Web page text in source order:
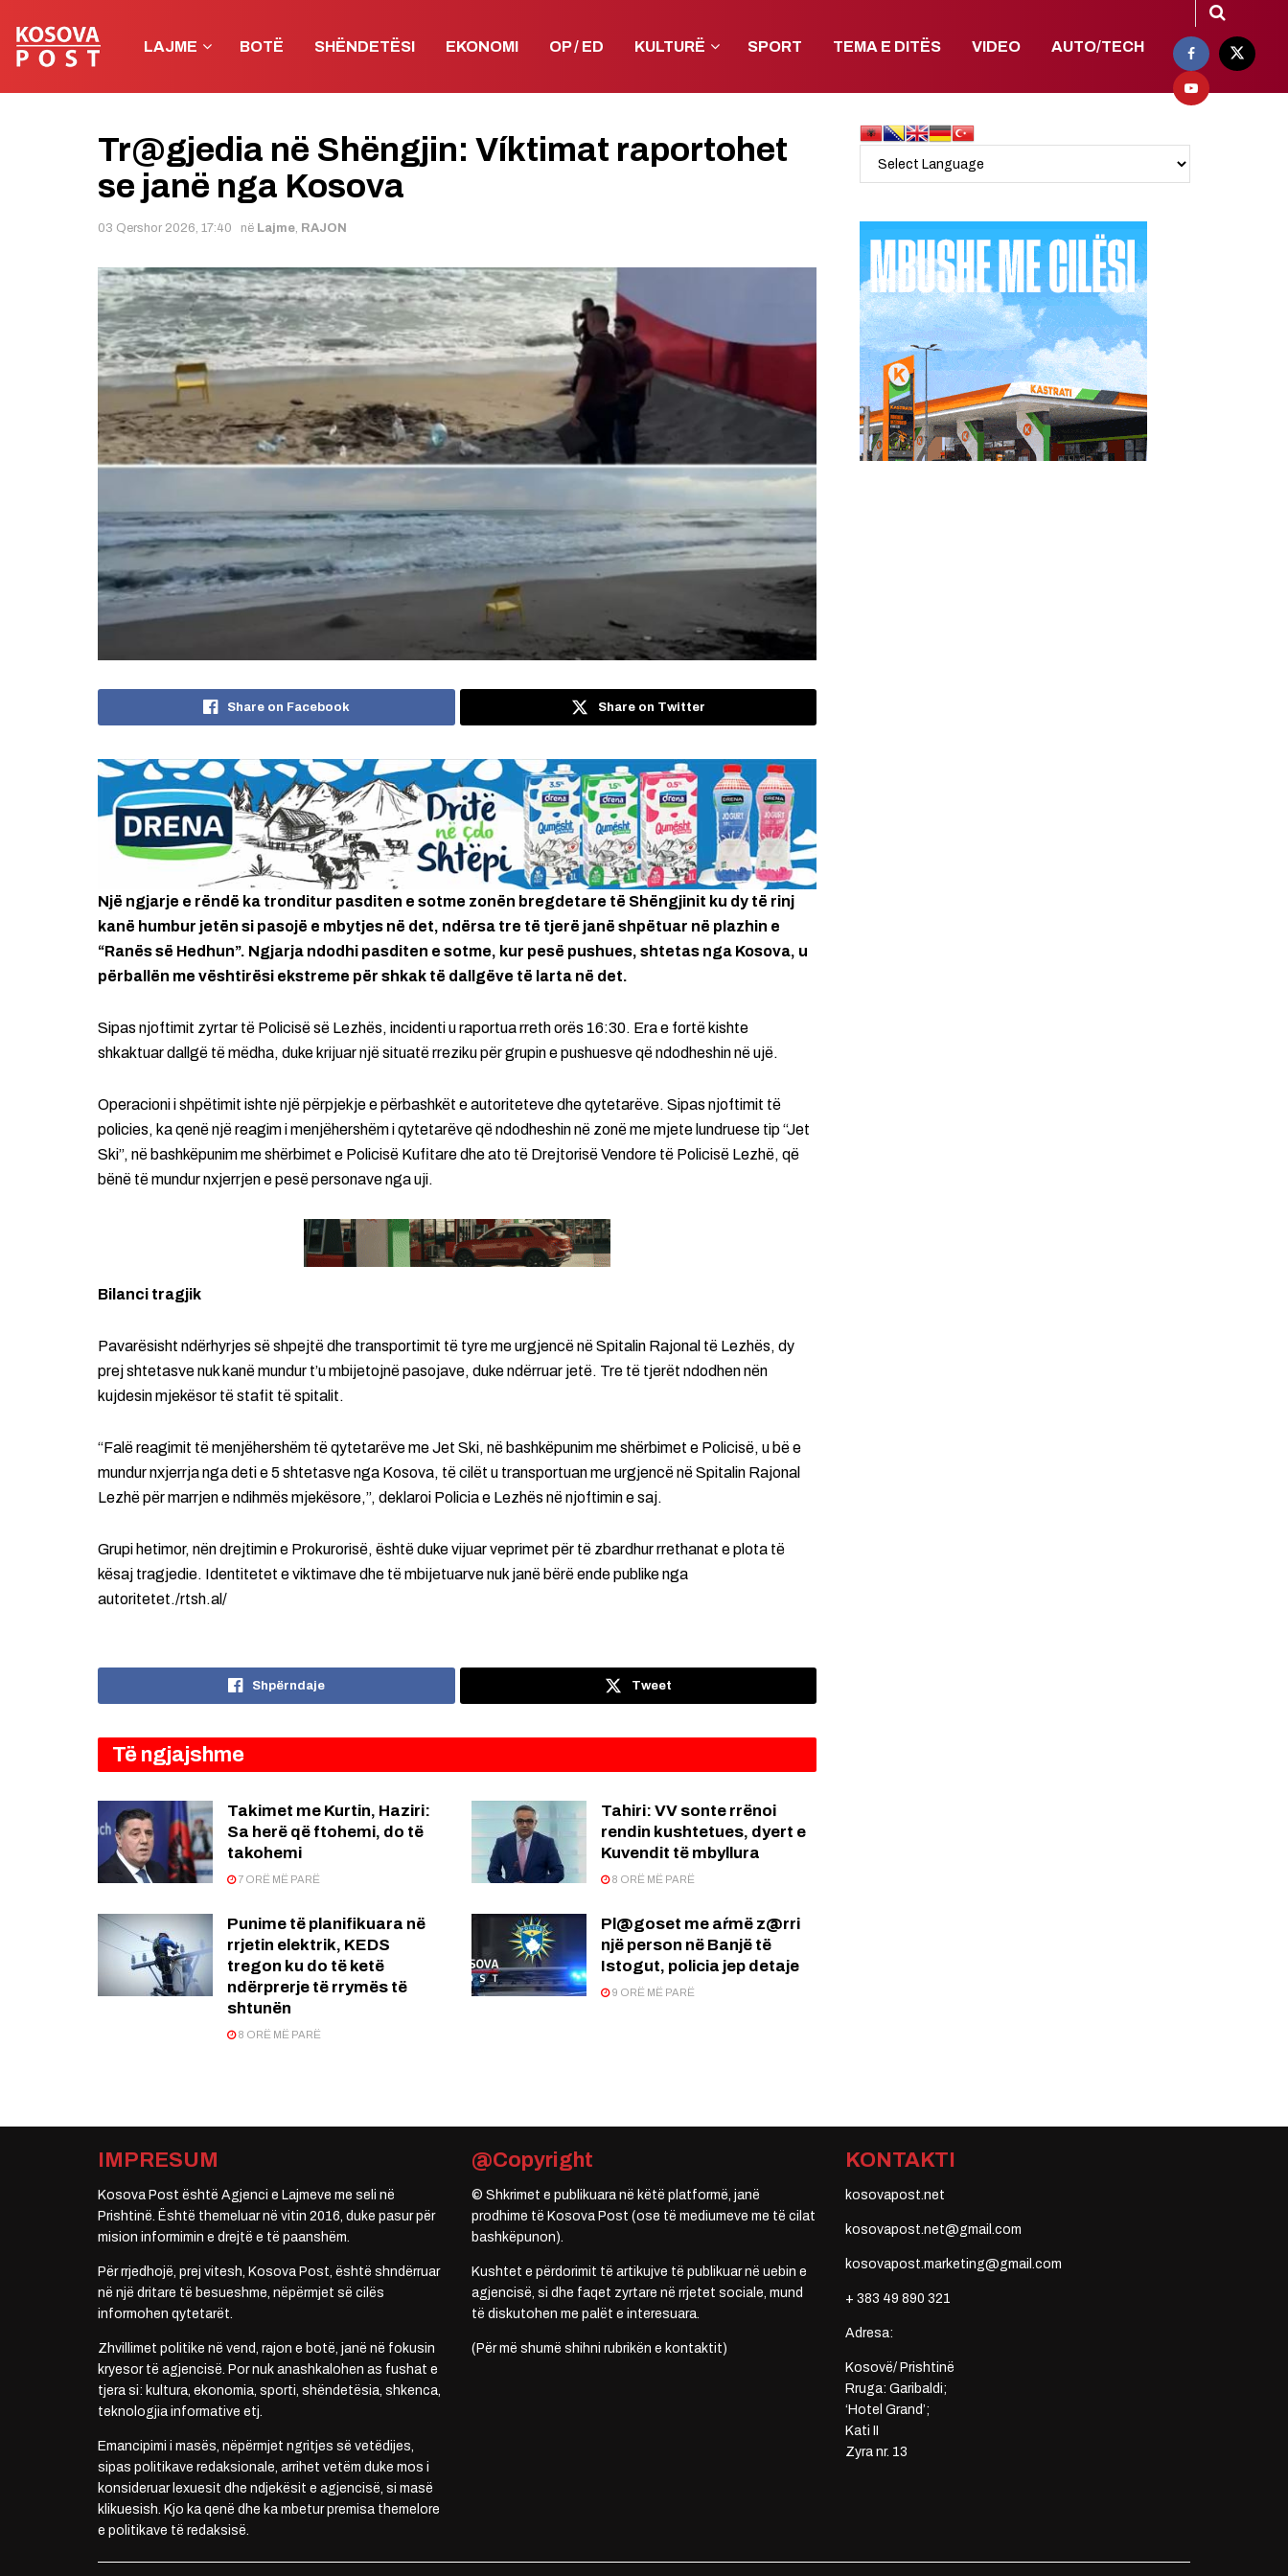
LAJME BOTË SHËNDETËSI EKONOMI OP / ED KULTURË SPORT TEMA E DITËS VIDEO AUTO/TECH
Tr@gjedia në Shëngjin: Víktimat raportohet
se janë nga Kosova
03 Qershor 2026, 17:40 në Lajme, RAJON
Share on Facebook Share on Twitter
Një ngjarje e rëndë ka tronditur pasditen e sotme zonën bregdetare të Shëngjinit ku dy të rinj
kanë humbur jetën si pasojë e mbytjes në det, ndërsa tre të tjerë janë shpëtuar në plazhin e
“Ranës së Hedhun”. Ngjarja ndodhi pasditen e sotme, kur pesë pushues, shtetas nga Kosova, u
përballën me vështirësi ekstreme për shkak të dallgëve të larta në det.
Sipas njoftimit zyrtar të Policisë së Lezhës, incidenti u raportua rreth orës 16:30. Era e fortë kishte
shkaktuar dallgë të mëdha, duke krijuar një situatë rreziku për grupin e pushuesve që ndodheshin në ujë.
Operacioni i shpëtimit ishte një përpjekje e përbashkët e autoriteteve dhe qytetarëve. Sipas njoftimit të
policies, ka qenë një reagim i menjëhershëm i qytetarëve që ndodheshin në zonë me mjete lundruese tip “Jet
Ski”, në bashkëpunim me shërbimet e Policisë Kufitare dhe ato të Drejtorisë Vendore të Policisë Lezhë, që
bënë të mundur nxjerrjen e pesë personave nga uji.
Bilanci tragjik
Pavarësisht ndërhyrjes së shpejtë dhe transportimit të tyre me urgjencë në Spitalin Rajonal të Lezhës, dy
prej shtetasve nuk kanë mundur t’u mbijetojnë pasojave, duke ndërruar jetë. Tre të tjerët ndodhen nën
kujdesin mjekësor të stafit të spitalit.
“Falë reagimit të menjëhershëm të qytetarëve me Jet Ski, në bashkëpunim me shërbimet e Policisë, u bë e
mundur nxjerrja nga deti e 5 shtetasve nga Kosova, të cilët u transportuan me urgjencë në Spitalin Rajonal
Lezhë për marrjen e ndihmës mjekësore,”, deklaroi Policia e Lezhës në njoftimin e saj.
Grupi hetimor, nën drejtimin e Prokurorisë, është duke vijuar veprimet për të zbardhur rrethanat e plota të
kësaj tragjedie. Identitetet e viktimave dhe të mbijetuarve nuk janë bërë ende publike nga
autoritetet./rtsh.al/
Shpërndaje Tweet
Të ngjajshme
Takimet me Kurtin, Haziri:
Sa herë që ftohemi, do të
takohemi
7 ORË MË PARË
Tahiri: VV sonte rrënoi
rendin kushtetues, dyert e
Kuvendit të mbyllura
8 ORË MË PARË
Punime të planifikuara në
rrjetin elektrik, KEDS
tregon ku do të ketë
ndërprerje të rrymës të
shtunën
8 ORË MË PARË
Pl@goset me aŕmë z@rri
një person në Banjë të
Istogut, policia jep detaje
9 ORË MË PARË
IMPRESUM
Kosova Post është Agjenci e Lajmeve me seli në
Prishtinë. Është themeluar në vitin 2016, duke pasur për
mision informimin e drejtë e të paanshëm.
Për rrjedhojë, prej vitesh, Kosova Post, është shndërruar
në një dritare të besueshme, nëpërmjet së cilës
informohen qytetarët.
Zhvillimet politike në vend, rajon e botë, janë në fokusin
kryesor të agjencisë. Por nuk anashkalohen as fushat e
tjera si: kultura, ekonomia, sporti, shëndetësia, shkenca,
teknologjia informative etj.
Emancipimi i masës, nëpërmjet ngritjes së vetëdijes,
sipas politikave redaksionale, arrihet vetëm duke mos i
konsideruar lexuesit dhe ndjekësit e agjencisë, si masë
klikuesish. Kjo ka qenë dhe ka mbetur premisa themelore
e politikave të redaksisë.
@Copyright
© Shkrimet e publikuara në këtë platformë, janë
prodhime të Kosova Post (ose të mediumeve me të cilat
bashkëpunon).
Kushtet e përdorimit të artikujve të publikuar në uebin e
agjencisë, si dhe faqet zyrtare në rrjetet sociale, mund
të diskutohen me palët e interesuara.
(Për më shumë shihni rubrikën e kontaktit)
KONTAKTI
kosovapost.net
kosovapost.net@gmail.com
kosovapost.marketing@gmail.com
+ 383 49 890 321
Adresa:
Kosovë/ Prishtinë
Rruga: Garibaldi;
‘Hotel Grand’;
Kati II
Zyra nr. 13